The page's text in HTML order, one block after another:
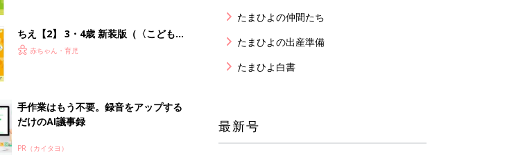
ちえ【2】 3・4歳 新装版（〈こども
ちゃれんじ〉のワーク）
赤ちゃん・育児
手作業はもう不要。録音をアップする
だけのAI議事録
PR（カイタヨ）
たまひよの仲間たち
たまひよの出産準備
たまひよ白書
最新号